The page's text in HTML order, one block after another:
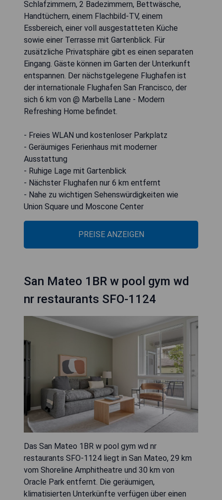
Schlafzimmern, 2 Badezimmern, Bettwäsche,
Handtüchern, einem Flachbild-TV, einem
Essbereich, einer voll ausgestatteten Küche
sowie einer Terrasse mit Gartenblick. Für
zusätzliche Privatsphäre gibt es einen separaten
Eingang. Gäste können im Garten der Unterkunft
entspannen. Der nächstgelegene Flughafen ist
der internationale Flughafen San Francisco, der
sich 6 km von @ Marbella Lane - Modern
Refreshing Home befindet.
- Freies WLAN und kostenloser Parkplatz
- Geräumiges Ferienhaus mit moderner
Ausstattung
- Ruhige Lage mit Gartenblick
- Nächster Flughafen nur 6 km entfernt
- Nahe zu wichtigen Sehenswürdigkeiten wie
Union Square und Moscone Center
PREISE ANZEIGEN
San Mateo 1BR w pool gym wd
nr restaurants SFO-1124
Das San Mateo 1BR w pool gym wd nr
restaurants SFO-1124 liegt in San Mateo, 29 km
vom Shoreline Amphitheatre und 30 km von
Oracle Park entfernt. Die geräumigen,
klimatisierten Unterkünfte verfügen über einen